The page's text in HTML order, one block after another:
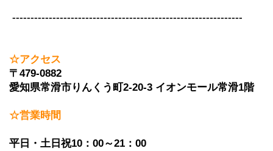
---------------------------------------------------------------
☆アクセス
〒479-0882
愛知県常滑市りんくう町2-20-3 イオンモール常滑1階
☆営業時間
平日・土日祝10：00～21：00